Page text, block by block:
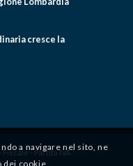
cresce la
- Partita IVA
a navigare nel sito, ne
cookie.